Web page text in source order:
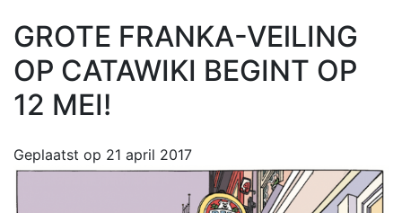
GROTE FRANKA-VElLING
OP CATAWIKI BEGINT OP
12 MEI!
Geplaatst op 21 april 2017